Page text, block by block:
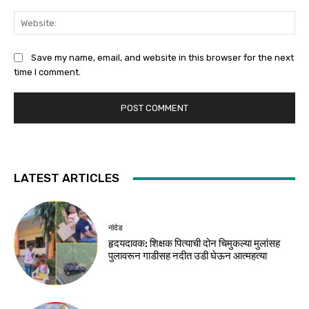
Save my name, email, and website in this browser for the next
time I comment.
LATEST ARTICLES
नांदेड
हृदयदावक: शिक्षक पित्याची दोन चिमुकल्या मुलांसह
पुलावरून गाडीसह नदीत उडी घेऊन आत्महत्या